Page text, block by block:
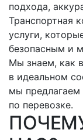
подхода,
Транспортная
услуги,
безопасным и
Мы знаем, как
в идеальном
мы предлагаем
по перевозке.